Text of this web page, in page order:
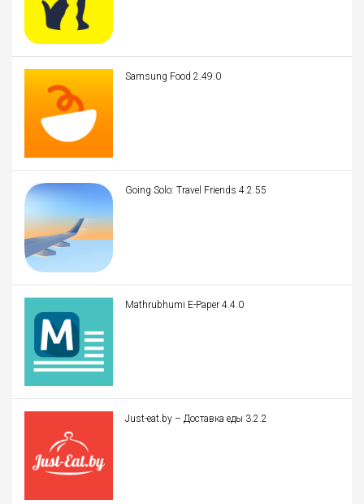
Samsung Food 2.49.0
Going Solo: Travel Friends 4.2.55
Mathrubhumi E-Paper 4.4.0
Just-eat.by – Доставка еды 3.2.2